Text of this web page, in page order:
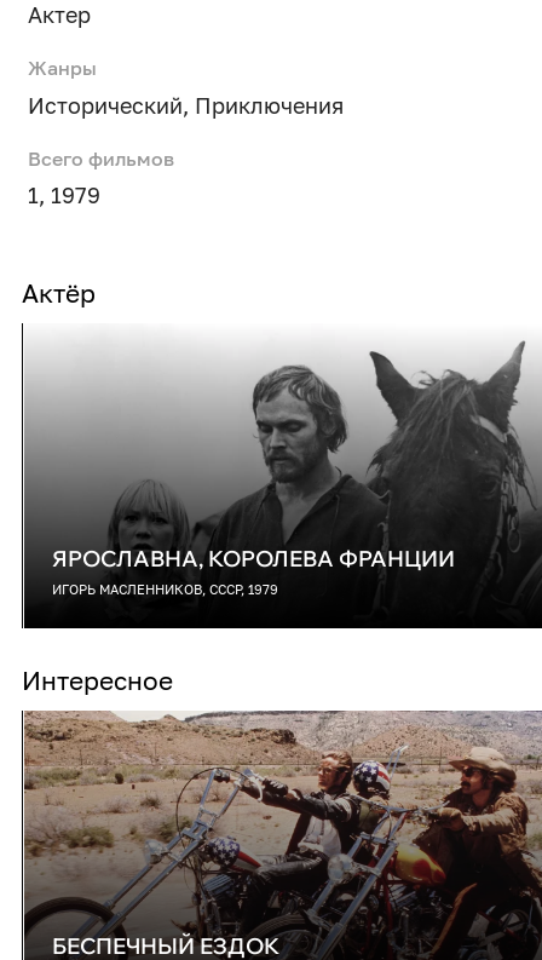
Актер
Жанры
Исторический, Приключения
Всего фильмов
1, 1979
Актёр
ЯРОСЛАВНА, КОРОЛЕВА ФРАНЦИИ
ИГОРЬ МАСЛЕННИКОВ, СССР, 1979
Интересное
БЕСПЕЧНЫЙ ЕЗДОК